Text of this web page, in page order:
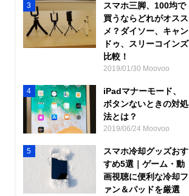
3
スマホ三脚、100均で
買うならどれがオスス
メ？ダイソー、キャン
ドゥ、スリーコインズ
比較！
2019/01/30 Moovoo
4
iPadマナーモード、
ボタンないときの対処
法とは？
2019/06/24 Moovoo
5
スマホ冷却グッズおす
すめ5選｜ゲーム・動
画視聴に便利な冷却フ
ァン＆パッドを厳選